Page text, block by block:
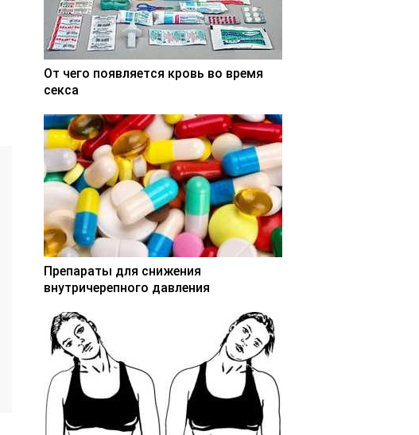
От чего появляется кровь во время
секса
Препараты для снижения
внутричерепного давления